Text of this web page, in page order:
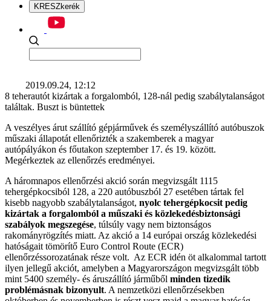
KRESZkerék
2019.09.24, 12:12
8 teherautót kizártak a forgalomból, 128-nál pedig szabálytalanságot
találtak. Buszt is büntettek
A veszélyes árut szállító gépjárművek és személyszállító autóbuszok
műszaki állapotát ellenőrizték a szakemberek a magyar
autópályákon és főutakon szeptember 17. és 19. között.
Megérkeztek az ellenőrzés eredményei.
A háromnapos ellenőrzési akció során megvizsgált 1115
tehergépkocsiból 128, a 220 autóbuszból 27 esetében tártak fel
kisebb nagyobb szabálytalanságot, nyolc tehergépkocsit pedig
kizártak a forgalomból a műszaki és közlekedésbiztonsági
szabályok megszegése, túlsúly vagy nem biztonságos
rakományrögzítés miatt. Az akció a 14 európai ország közlekedési
hatóságait tömörítő Euro Control Route (ECR)
ellenőrzéssorozatának része volt. Az ECR idén öt alkalommal tartott
ilyen jellegű akciót, amelyben a Magyarországon megvizsgált több
mint 5400 személy- és áruszállító járműből minden tizedik
problémásnak bizonyult. A nemzetközi ellenőrzésekben